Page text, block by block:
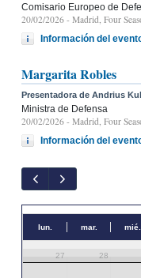
Comisario Europeo de
20/02/2026 - Madrid, Four
Información del
Margarita Robles
Presentadora de Andrius
Ministra de Defensa
20/02/2026 - Madrid, Four
Información del
lun. mar. mié.
27 28